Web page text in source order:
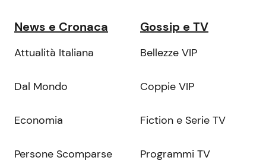
News e Cronaca
Attualità Italiana
Dal Mondo
Economia
Persone Scomparse
Gossip e TV
Bellezze VIP
Coppie VIP
Fiction e Serie TV
Programmi TV